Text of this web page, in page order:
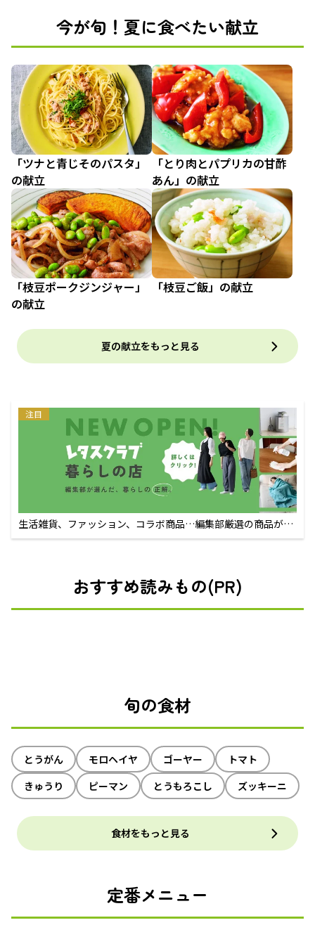
今が旬！夏に食べたい献立
「ツナと青じそのパスタ」
の献立
「とり肉とパプリカの甘酢
あん」の献立
「枝豆ポークジンジャー」
の献立
「枝豆ご飯」の献立
夏の献立をもっと見る
注目
生活雑貨、ファッション、コラボ商品…編集部厳選の商品が買
えるECサイト
おすすめ読みもの(PR)
旬の食材
とうがん モロヘイヤ ゴーヤー
トマト
きゅうり
ピーマン とうもろこし ズッキーニ
食材をもっと見る
定番メニュー